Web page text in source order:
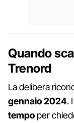
Quando
Trenord
La delibera
gennaio 2024.
tempo per